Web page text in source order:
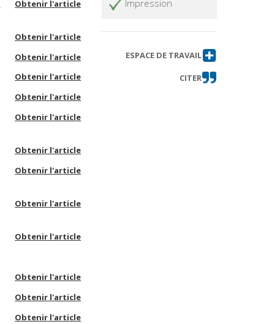
Obtenir l'article
Obtenir l'article
Obtenir l'article
Obtenir l'article
Obtenir l'article
Obtenir l'article
Obtenir l'article
Obtenir l'article
Obtenir l'article
Obtenir l'article
Obtenir l'article
Obtenir l'article
Obtenir l'article
Impression
ESPACE DE TRAVAIL
CITER